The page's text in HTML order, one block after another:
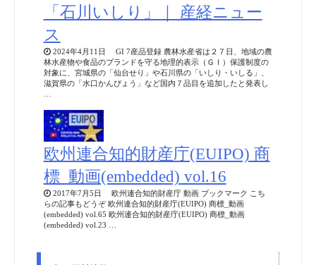
「石川いしり」｜ 産経ニュー
ス
2024年4月11日 GI 7産品登録 農林水産省は２７日、地域の農
林水産物や食品のブランドを守る地理的表示（ＧＩ）保護制度の
対象に、宮城県の「仙台せり」や石川県の「いしり・いしる」、
滋賀県の「水口かんぴょう」など国内７品目を追加したと発表し
欧州連合知的財産庁(EUIPO) 商
標_動画(embedded) vol.16
2017年7月5日 欧州連合知的財産庁 動画 ブックマーク こち
らの記事もどうぞ 欧州連合知的財産庁(EUIPO) 商標_動画
(embedded) vol.65 欧州連合知的財産庁(EUIPO) 商標_動画
(embedded) vol.23 …